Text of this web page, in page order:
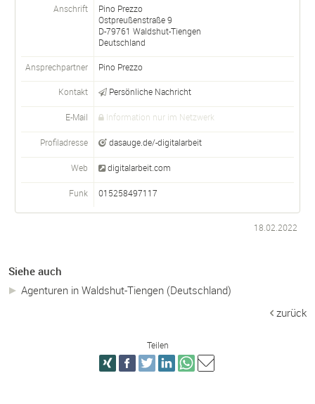
Anschrift
Pino Prezzo
Ostpreußenstraße 9
D-79761 Waldshut-Tiengen
Deutschland
Ansprechpartner Pino Prezzo
Kontakt Persönliche Nachricht
E-Mail Information nur im Netzwerk
Profiladresse dasauge.de/-digitalarbeit
Web digitalarbeit.com
Funk 015258497117
18.02.2022
Siehe auch
Agenturen in Waldshut-Tiengen (Deutschland)
zurück
Teilen